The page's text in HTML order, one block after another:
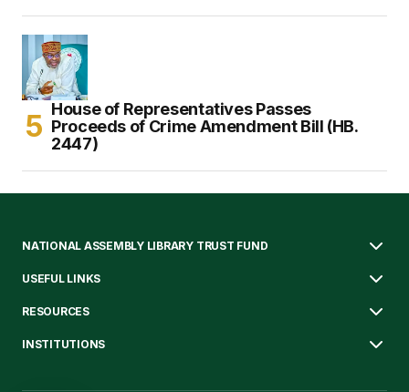
House of Representatives Passes
Proceeds of Crime Amendment Bill (HB.
2447)
NATIONAL ASSEMBLY LIBRARY TRUST FUND
USEFUL LINKS
RESOURCES
INSTITUTIONS